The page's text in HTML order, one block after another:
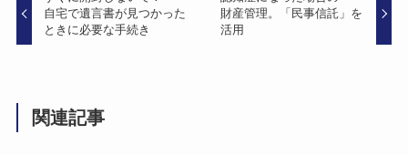
自宅で​遺言書が​見つかった​
ときに​必要な​手続き
財産管理。​「民事信託」を​
活用
関連記事